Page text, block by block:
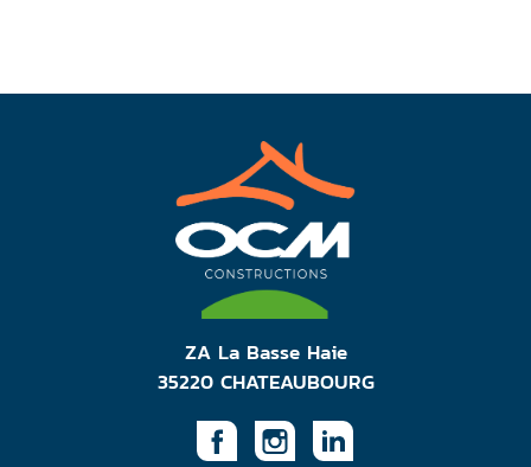
ZA La Basse Haie
35220 CHATEAUBOURG